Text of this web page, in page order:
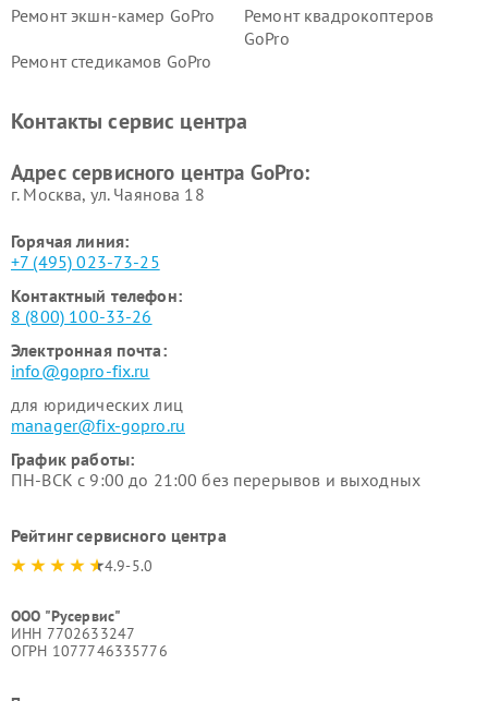
Ремонт экшн-камер GoPro
Ремонт квадрокоптеров
GoPro
Ремонт стедикамов GoPro
Контакты сервис центра
Адрес сервисного центра GoPro:
г. Москва, ул. Чаянова 18
Горячая линия:
+7 (495) 023-73-25
Контактный телефон:
8 (800) 100-33-26
Электронная почта:
info@gopro-fix.ru
для юридических лиц
manager@fix-gopro.ru
График работы:
ПН-ВСК с 9:00 до 21:00 без перерывов и выходных
Рейтинг сервисного центра
4.9-5.0
ООО "Русервис"
ИНН 7702633247
ОГРН 1077746335776